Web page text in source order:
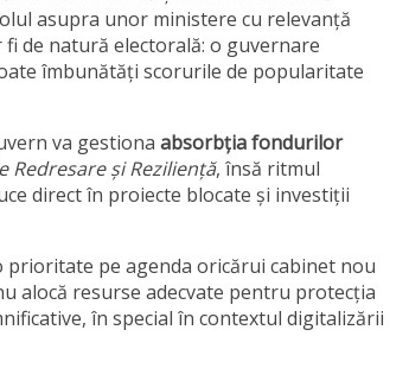
asupra unor ministere cu relevanță
de natură electorală: o guvernare
îmbunătăți scorurile de popularitate
va gestiona absorbția fondurilor
Redresare și Reziliență, însă ritmul
direct în proiecte blocate și investiții
pe agenda oricărui cabinet nou
alocă resurse adecvate pentru protecția
în special în contextul digitalizării